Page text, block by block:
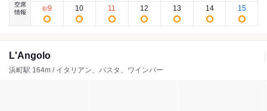
空席
情報
8/9 10 11 12 13 14 15
L'Angolo
浜町駅 164m / イタリアン、パスタ、ワインバー